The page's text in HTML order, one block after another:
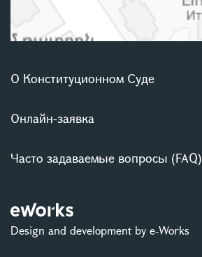
О Конституционном Суде
Онлайн-заявка
Часто задаваемые вопросы (FAQ)
Design and development by e-Works